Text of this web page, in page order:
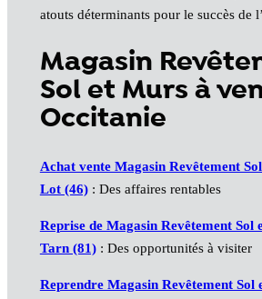
atouts déterminants pour le succès de
Magasin
Sol et Murs à
Occitanie
Achat vente Magasin Revêtement
Lot (46): Des affaires rentables
Reprise de Magasin Revêtement Sol
Tarn (81): Des opportunités à visiter
Reprendre Magasin Revêtement Sol